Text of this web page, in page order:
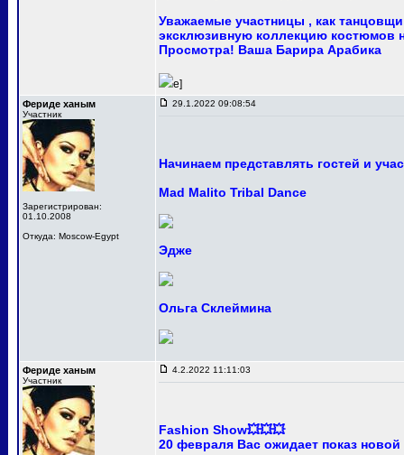
Уважаемые участницы , как
эксклюзивную коллекцию костюмов
Просмотра! Ваша Барира Арабика
e]
Фериде ханым
Участник
Зарегистрирован:
01.10.2008
Откуда: Moscow-Egypt
29.1.2022 09:08:54
Начинаем представлять гостей и
Mad Malito Tribal Dance
Эдже
Ольга Склеймина
Фериде ханым
Участник
4.2.2022 11:11:03
Fashion Show💥💥💥
20 февраля Вас ожидает показ